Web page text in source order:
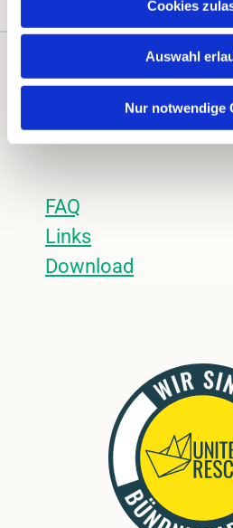
Cookies
Auswahl
Nur notwendige
Kalender
FAQ
Links
Download